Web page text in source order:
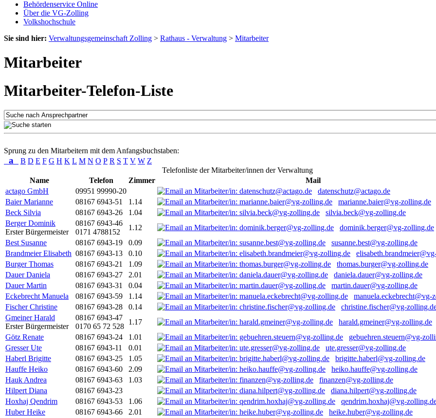
Behördenservice Online
Über die VG-Zolling
Volkshochschule
Sie sind hier: Verwaltungsgemeinschaft Zolling > Rathaus - Verwaltung > Mitarbeiter
Mitarbeiter
Mitarbeiter-Telefon-Liste
Sprung zu den Mitarbeitern mit dem Anfangsbuchstaben:
a B D E F G H K L M N O P R S T V W Z
Telefonliste der Mitarbeiter/innen der Verwaltung
Name
Telefon Zimmer
Mail
actago GmbH
09951 99990-20
datenschutz@actago.de
Baier Marianne
08167 6943-51 1.14
marianne.baier@vg-zolling.de
Beck Silvia
08167 6943-26 1.04
silvia.beck@vg-zolling.de
Berger Dominik
Erster Bürgermeister
08167 6943-46
0171 4788152
1.12
dominik.berger@vg-zolling.de
Best Susanne
08167 6943-19 0.09
susanne.best@vg-zolling.de
Brandmeier Elisabeth 08167 6943-13 0.10
Burger Thomas
08167 6943-21 1.09
thomas.burger@vg-zolling.de
Dauer Daniela
08167 6943-27 2.01
daniela.dauer@vg-zolling.de
Dauer Martin
08167 6943-31 0.04
martin.dauer@vg-zolling.de
Eckebrecht Manuela
08167 6943-59 1.14
manuela.eckebrecht@vg-
Fischer Christine
08167 6943-28 0.14
christine.fischer@vg-
Gmeiner Harald
Erster Bürgermeister
08167 6943-47
0170 65 72 528
1.17
harald.gmeiner@vg-zolling.de
Götz Renate
08167 6943-24 1.01
gebuehren.steuern@vg-
Gresser Ute
08167 6943-11 0.01
ute.gresser@vg-zolling.de
Haberl Brigitte
08167 6943-25 1.05
brigitte.haberl@vg-zolling.de
Hauffe Heiko
08167 6943-60 2.09
heiko.hauffe@vg-zolling.de
Hauk Andrea
08167 6943-63 1.03
finanzen@vg-zolling.de
Hilpert Diana
08167 6943-23
diana.hilpert@vg-zolling.de
Hoxhaj Qendrim
08167 6943-53 1.06
qendrim.hoxhaj@vg-
Huber Heike
08167 6943-66 2.01
heike.huber@vg-zolling.de